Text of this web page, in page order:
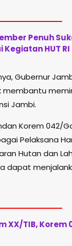
Penuh
HUT
Gubernur
membantu
Jambi.
Korem 042/
Pelaksana
Hutan dan
dapat
XX/TIB,